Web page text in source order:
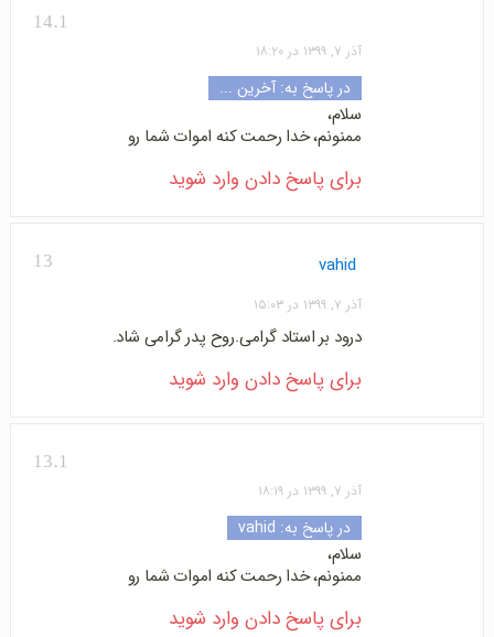
14.1
آذر ۷, ۱۳۹۹ در ۱۸:۲۰
در پاسخ به:آخرین ...
سلام،
ممنونم، خدا رحمت کنه اموات شما رو
برای پاسخ دادن وارد شوید
13 vahid
آذر ۷, ۱۳۹۹ در ۱۵:۰۳
درود بر استاد گرامی.روح پدر گرامی شاد.
برای پاسخ دادن وارد شوید
13.1
آذر ۷, ۱۳۹۹ در ۱۸:۱۹
در پاسخ به: vahid
سلام،
ممنونم، خدا رحمت کنه اموات شما رو
برای پاسخ دادن وارد شوید